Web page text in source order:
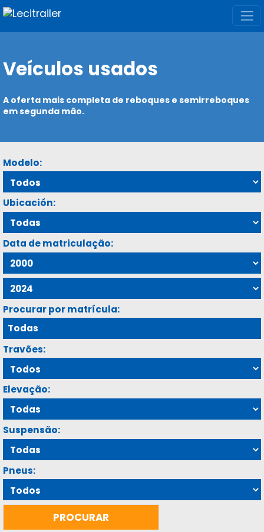
Veículos usados
A oferta mais completa de reboques e semirreboques
em segunda mão.
Modelo:
Ubicación:
Data de matriculação:
Procurar por matrícula:
Travões:
Elevação:
Suspensão:
Pneus: